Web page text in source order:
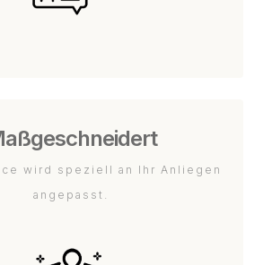
wird speziell an Ihr Anliegen
angepasst.